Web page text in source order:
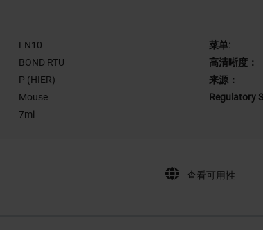
LN10 菜单:
BOND RTU 高清晰度：
P (HIER) 来源：
Mouse Regulatory
7ml
查看可用性